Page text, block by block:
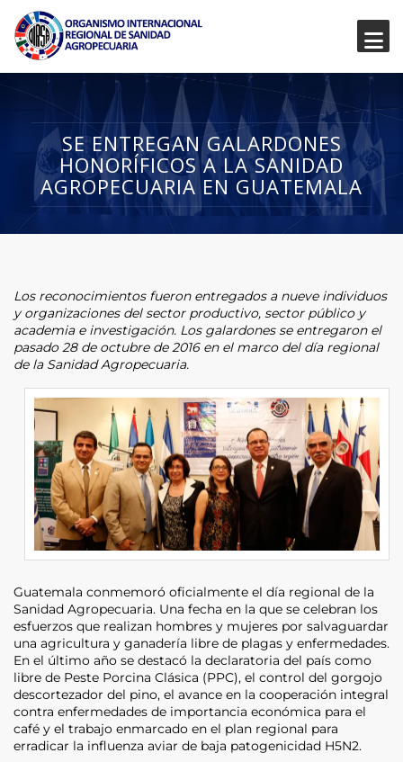
SE ENTREGAN GALARDONES
HONORÍFICOS A LA SANIDAD
AGROPECUARIA EN GUATEMALA
Los reconocimientos fueron entregados a nueve individuos
y organizaciones del sector productivo, sector público y
academia e investigación. Los galardones se entregaron el
pasado 28 de octubre de 2016 en el marco del día regional
de la Sanidad Agropecuaria.
Guatemala conmemoró oficialmente el día regional de la
Sanidad Agropecuaria. Una fecha en la que se celebran los
esfuerzos que realizan hombres y mujeres por salvaguardar
una agricultura y ganadería libre de plagas y enfermedades.
En el último año se destacó la declaratoria del país como
libre de Peste Porcina Clásica (PPC), el control del gorgojo
descortezador del pino, el avance en la cooperación integral
contra enfermedades de importancia económica para el
café y el trabajo enmarcado en el plan regional para
erradicar la influenza aviar de baja patogenicidad H5N2.